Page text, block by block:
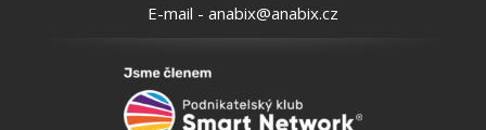
E-mail - anabix@anabix.cz